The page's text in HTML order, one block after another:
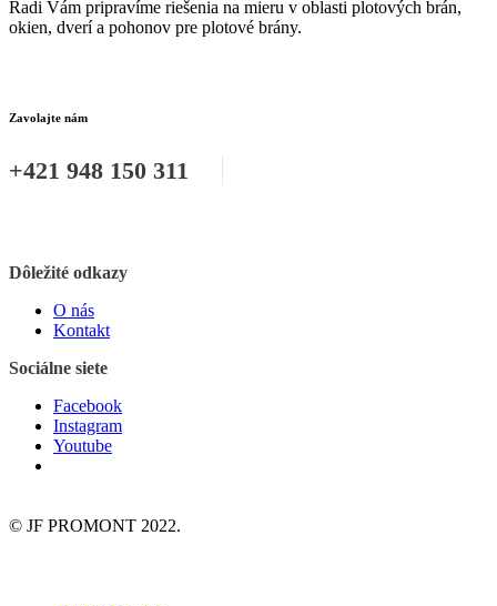
Radi Vám pripravíme riešenia na mieru v oblasti plotových brán,
okien, dverí a pohonov pre plotové brány.
Zavolajte nám
+421 948 150 311
Dôležité odkazy
O nás
Kontakt
Sociálne siete
Facebook
Instagram
Youtube
© JF PROMONT 2022.